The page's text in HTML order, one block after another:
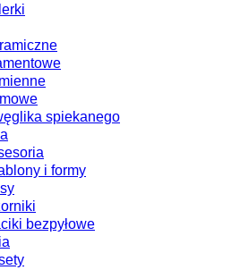
spiekanego
i formy
bezpyłowe